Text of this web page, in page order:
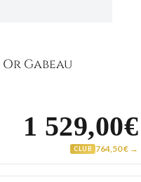
Gabeau
1 529,00€
CLUB 764,50 € →